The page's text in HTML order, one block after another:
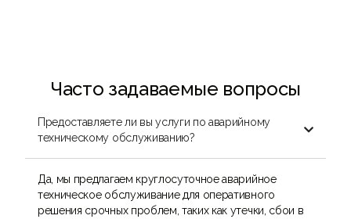
Часто задаваемые вопросы
Предоставляете ли вы услуги по аварийному
техническому обслуживанию?

Да, мы предлагаем круглосуточное аварийное
техническое обслуживание для оперативного
решения срочных проблем, таких как утечки, сбои в